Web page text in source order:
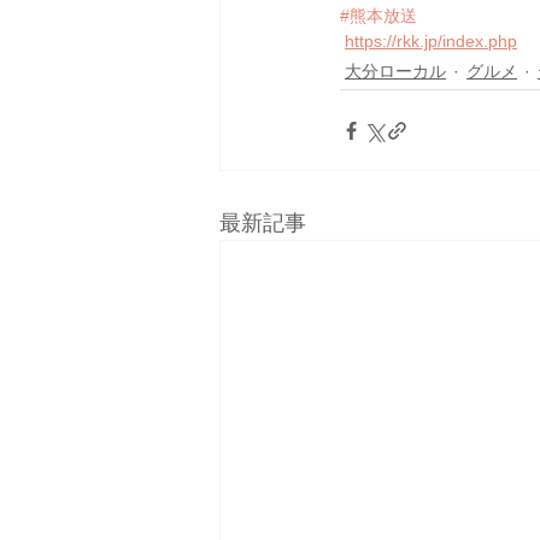
#熊本放送
https://rkk.jp/index.php
大分ローカル
グルメ
最新記事